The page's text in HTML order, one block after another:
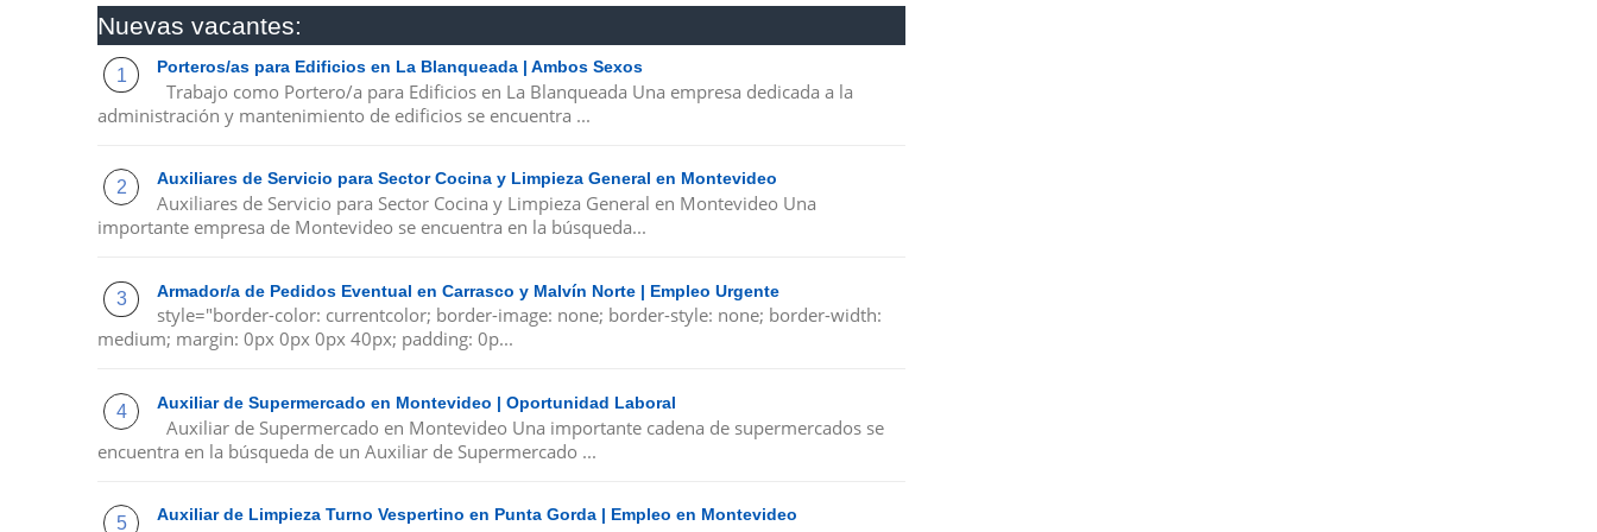
Nuevas vacantes:
Porteros/as para Edificios en La Blanqueada | Ambos Sexos
Trabajo como Portero/a para Edificios en La Blanqueada Una empresa dedicada a la
administración y mantenimiento de edificios se encuentra ...
Auxiliares de Servicio para Sector Cocina y Limpieza General en Montevideo
Auxiliares de Servicio para Sector Cocina y Limpieza General en Montevideo Una
importante empresa de Montevideo se encuentra en la búsqueda...
Armador/a de Pedidos Eventual en Carrasco y Malvín Norte | Empleo Urgente
style="border-color: currentcolor; border-image: none; border-style: none; border-width:
medium; margin: 0px 0px 0px 40px; padding: 0p...
Auxiliar de Supermercado en Montevideo | Oportunidad Laboral
Auxiliar de Supermercado en Montevideo Una importante cadena de supermercados se
encuentra en la búsqueda de un Auxiliar de Supermercado ...
Auxiliar de Limpieza Turno Vespertino en Punta Gorda | Empleo en Montevideo